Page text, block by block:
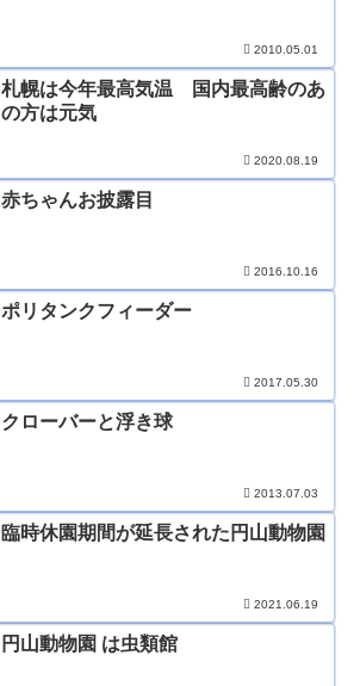
2010.05.01
札幌は今年最高気温 国内最高齢のあ
の方は元気
2020.08.19
赤ちゃんお披露目
2016.10.16
ポリタンクフィーダー
2017.05.30
クローバーと浮き球
2013.07.03
臨時休園期間が延長された円山動物園
2021.06.19
円山動物園 は虫類館